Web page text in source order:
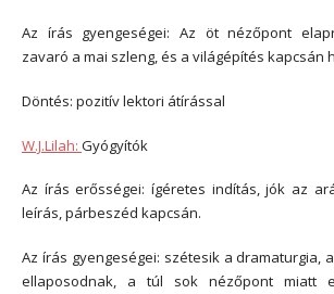
Az írás gyengeségei: Az öt nézőpont
zavaró a mai szleng, és a világépítés kapcsán
Döntés: pozitív lektori átírással
W.J.Lilah: Gyógyítók
Az írás erősségei: ígéretes indítás, jók az
leírás, párbeszéd kapcsán.
Az írás gyengeségei: szétesik a dramaturgia,
ellaposodnak, a túl sok nézőpont miatt